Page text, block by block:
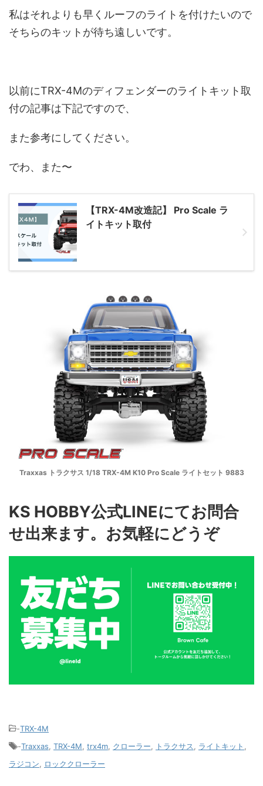
私はそれよりも早くルーフのライトを付けたいので
そちらのキットが待ち遠しいです。
以前にTRX-4Mのディフェンダーのライトキット取
付の記事は下記ですので、
また参考にしてください。
でわ、また〜
【TRX-4M改造記】 Pro Scale ラ
イトキット取付
Traxxas トラクサス 1/18 TRX-4M K10 Pro Scale ライトセット 9883
KS HOBBY公式LINEにてお問合
せ出来ます。お気軽にどうぞ
-TRX-4M
-Traxxas TRX-4M trx4m クローラー トラクサス ライトキット
ラジコン
ロッククローラー